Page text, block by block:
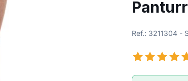
Ref.: 3211304 -